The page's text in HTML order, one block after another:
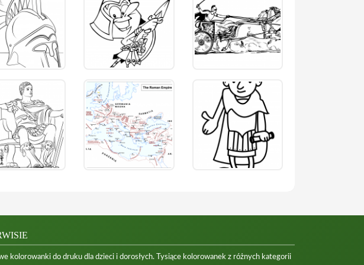
kolorowanki do druku dla dzieci i dorosłych. Tysiące kolorowanek z różnych kategorii